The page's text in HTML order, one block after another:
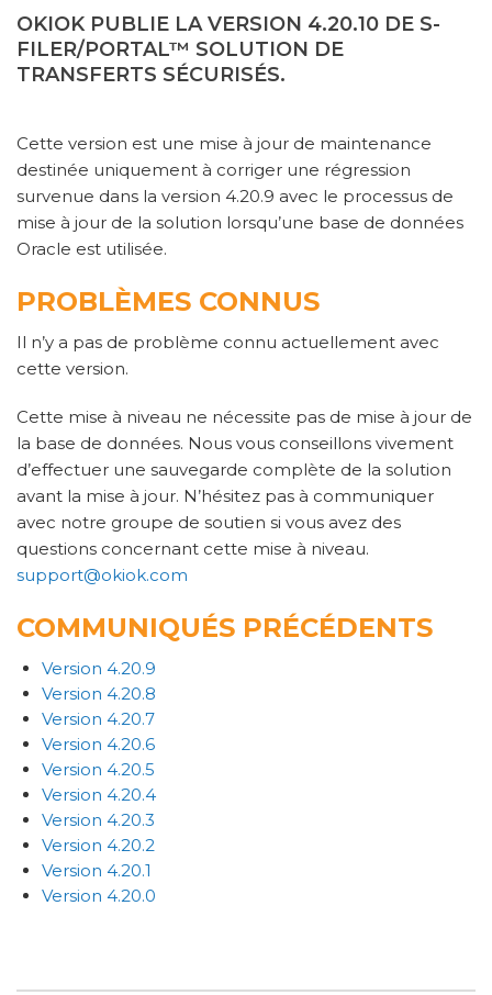
OKIOK PUBLIE LA VERSION 4.20.10 DE S-
FILER/PORTAL™ SOLUTION DE
TRANSFERTS SÉCURISÉS.
Cette version est une mise à jour de maintenance
destinée uniquement à corriger une régression
survenue dans la version 4.20.9 avec le processus de
mise à jour de la solution lorsqu’une base de données
Oracle est utilisée.
PROBLÈMES CONNUS
Il n’y a pas de problème connu actuellement avec
cette version.
Cette mise à niveau ne nécessite pas de mise à jour de
la base de données. Nous vous conseillons vivement
d’effectuer une sauvegarde complète de la solution
avant la mise à jour. N’hésitez pas à communiquer
avec notre groupe de soutien si vous avez des
questions concernant cette mise à niveau.
support@okiok.com
COMMUNIQUÉS PRÉCÉDENTS
Version 4.20.9
Version 4.20.8
Version 4.20.7
Version 4.20.6
Version 4.20.5
Version 4.20.4
Version 4.20.3
Version 4.20.2
Version 4.20.1
Version 4.20.0